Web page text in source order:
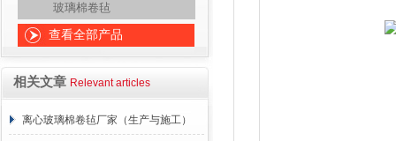
玻璃棉卷毡
查看全部产品
相关文章 Relevant articles
离心玻璃棉卷毡厂家（生产与施工）